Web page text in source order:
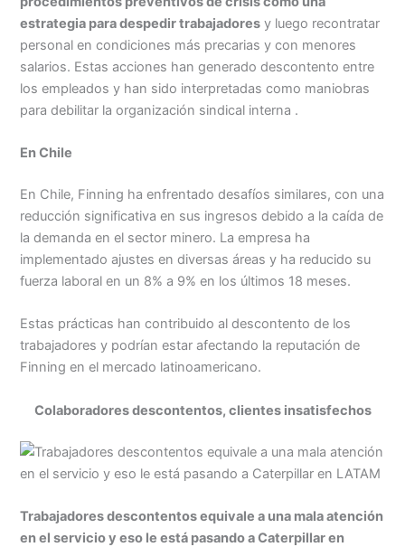
estrategia para despedir trabajadores y luego recontratar
personal en condiciones más precarias y con menores
salarios. Estas acciones han generado descontento entre
los empleados y han sido interpretadas como maniobras
para debilitar la organización sindical interna .
En Chile
En Chile, Finning ha enfrentado desafíos similares, con una
reducción significativa en sus ingresos debido a la caída de
la demanda en el sector minero. La empresa ha
implementado ajustes en diversas áreas y ha reducido su
fuerza laboral en un 8% a 9% en los últimos 18 meses.
Estas prácticas han contribuido al descontento de los
trabajadores y podrían estar afectando la reputación de
Finning en el mercado latinoamericano.
Colaboradores descontentos, clientes insatisfechos
Trabajadores descontentos equivale a una mala atención
en el servicio y eso le está pasando a Caterpillar en